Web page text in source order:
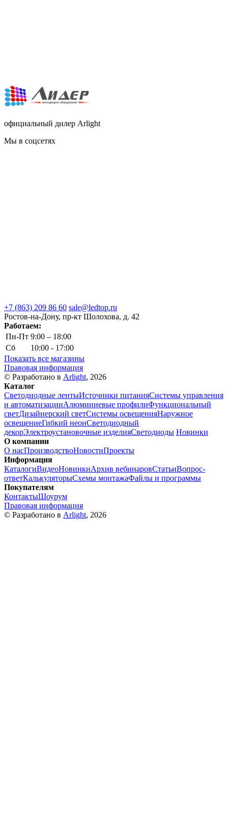
официальный дилер Arlight
Мы в соцсетях
+7 (863) 209 86 60 sale@ledtop.ru
Ростов-на-Дону, пр-кт Шолохова, д. 42
Работаем:
Пн-Пт 9:00 – 18:00
Сб
10:00 - 17:00
Показать все магазины
Правовая информация
© Разработано в Arlight, 2026
Каталог
Светодиодные лентыИсточники питанияСистемы управления
и автоматизацииАлюминиевые профилиФункциональный
светДизайнерский светСистемы освещенияНаружное
освещениеГибкий неонСветодиодный
декорЭлектроустановочные изделияСветодиоды Новинки
О компании
О насПроизводствоНовостиПроекты
Информация
КаталогиВидеоНовинкиАрхив вебинаровСтатьиВопрос-
ответКалькуляторыСхемы монтажаФайлы и программы
Покупателям
КонтактыШоурум
Правовая информация
© Разработано в Arlight, 2026